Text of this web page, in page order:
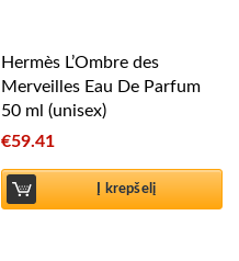
Hermès L’Ombre des
Merveilles Eau De Parfum
50 ml (unisex)
€59.41
Į krepšelį